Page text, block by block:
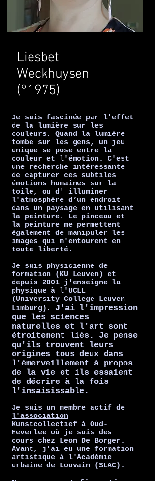
Liesbet
Weckhuysen
(°1975)
Je suis fascinée par l'effet
de la lumière sur les
couleurs. Quand la lumière
tombe sur les gens, un jeu
unique se pose entre la
couleur et l'émotion. C'est
une recherche intéressante
de capturer ces subtiles
émotions humaines sur la
toile, ou d' illuminer
l'atmosphère d’un endroit
dans un paysage en utilisant
la peinture. Le pinceau et
la peinture me permettent
également de manipuler les
images qui m'entourent en
toute liberté.
Je suis physicienne de
formation (KU Leuven) et
depuis 2001 j'enseigne la
physique à l'UCLL
(University College Leuven -
Limburg). J'ai l'impression
que les sciences
naturelles et l'art sont
étroitement liés. Je pense
qu'ils trouvent leurs
origines tous deux dans
l'émerveillement à propos
de la vie et ils essaient
de décrire à la fois
l'insaisissable.
Je suis un membre actif de
l'association
Kunstcollectief à Oud-
Heverlee où je suis des
cours chez Leon De Borger.
Avant, j'ai eu une formation
artistique à l'Académie
urbaine de Louvain (SLAC).